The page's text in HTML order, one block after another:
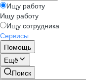
Ищу работу
Ищу работу
Ищу сотрудника
Сервисы
Помощь
Ещё
Поиск